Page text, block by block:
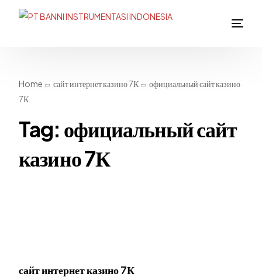
Home сайт интернет казино 7К
официальный сайт казино
7К
Tag: официальный сайт
казино 7К
сайт интернет казино 7К